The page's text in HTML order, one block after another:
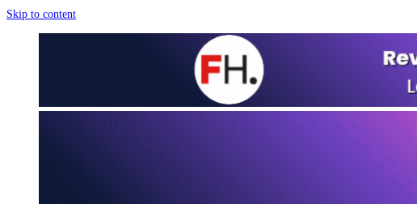
Skip to content